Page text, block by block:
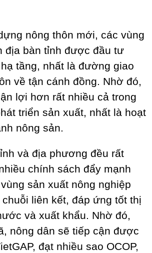
nông thôn mới, các vùng
địa bàn tỉnh được đầu tư
tầng, nhất là đường giao
về tận cánh đồng. Nhờ đó,
lợi hơn rất nhiều cả trong
triển sản xuất, nhất là hoạt
nông sản.
và địa phương đều rất
chính sách đẩy mạnh
sản xuất nông nghiệp
liên kết, đáp ứng tốt thị
và xuất khẩu. Nhờ đó,
nông dân sẽ tiếp cận được
đạt nhiều sao OCOP,